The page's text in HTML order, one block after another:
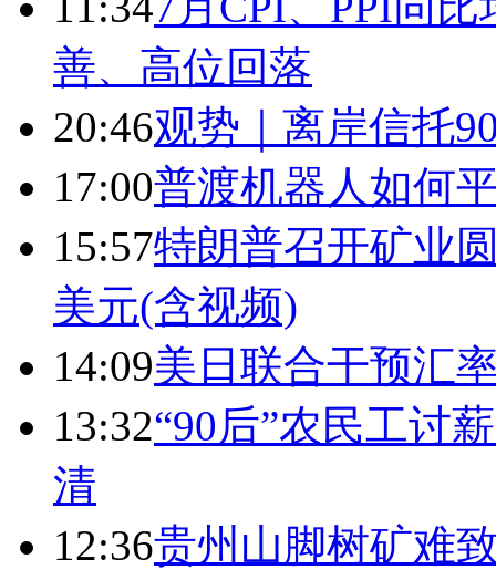
善、高位回落
20:46观势｜离岸信托
17:00普渡机器人如何
15:57特朗普召开矿业
美元(含视频)
14:09美日联合干预汇
13:32“90后”农民工讨
清
12:36贵州山脚树矿难